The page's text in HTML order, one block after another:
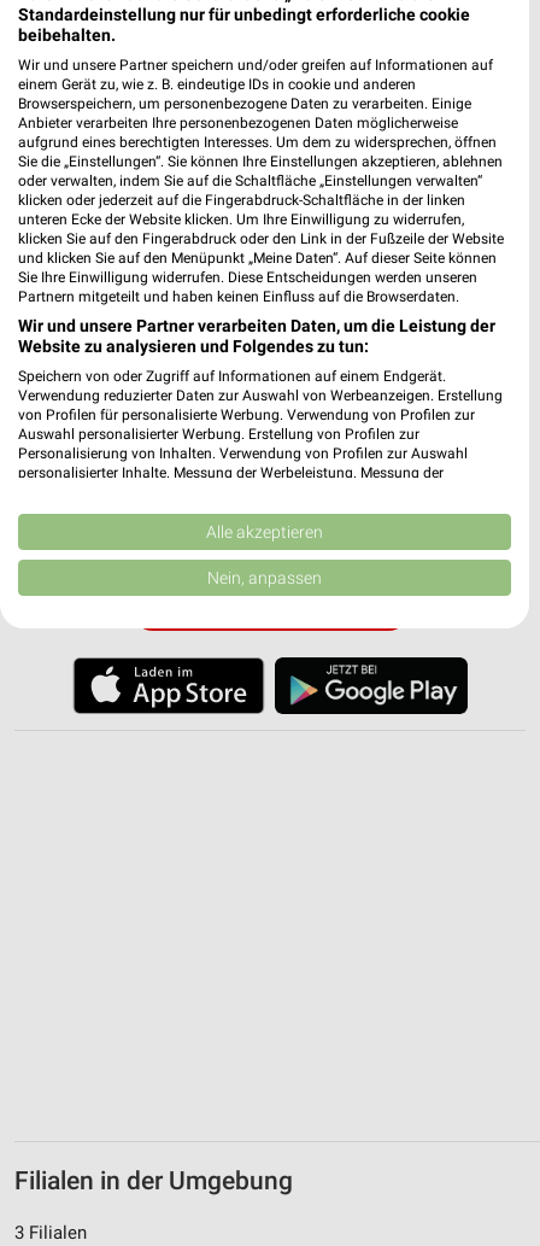
Jetzt alle "Grillen" Themen entdecken!
MEHR PROSPEKTE
weekli - Prospekte & Angebote App
Alle toom Baumarkt Angebote immer griffbereit – mit der
kostenlosen weekli App für iOS & Android.
✔Standortgenaue Angebote
Push-Benachrichtigungen bei neuen Prospekten
✔Einkaufsliste - Einkauf stressfrei planen
Filialen in der Umgebung
3 Filialen
Standardeinstellung nur für unbedingt erforderliche cookie
beibehalten.
Wir und unsere Partner speichern und/oder greifen auf Informationen auf
einem Gerät zu, wie z. B. eindeutige IDs in cookie und anderen
Browserspeichern, um personenbezogene Daten zu verarbeiten. Einige
Anbieter verarbeiten Ihre personenbezogenen Daten möglicherweise
aufgrund eines berechtigten Interesses. Um dem zu widersprechen, öffnen
Sie die „Einstellungen“. Sie können Ihre Einstellungen akzeptieren, ablehnen
oder verwalten, indem Sie auf die Schaltfläche „Einstellungen verwalten“
klicken oder jederzeit auf die Fingerabdruck-Schaltfläche in der linken
unteren Ecke der Website klicken. Um Ihre Einwilligung zu widerrufen,
klicken Sie auf den Fingerabdruck oder den Link in der Fußzeile der Website
und klicken Sie auf den Menüpunkt „Meine Daten“. Auf dieser Seite können
Sie Ihre Einwilligung widerrufen. Diese Entscheidungen werden unseren
Partnern mitgeteilt und haben keinen Einfluss auf die Browserdaten.
Wir und unsere Partner verarbeiten Daten, um die Leistung der
Website zu analysieren und Folgendes zu tun:
Speichern von oder Zugriff auf Informationen auf einem Endgerät.
Verwendung reduzierter Daten zur Auswahl von Werbeanzeigen. Erstellung
von Profilen für personalisierte Werbung. Verwendung von Profilen zur
Auswahl personalisierter Werbung. Erstellung von Profilen zur
Personalisierung von Inhalten. Verwendung von Profilen zur Auswahl
personalisierter Inhalte. Messung der Werbeleistung. Messung der
Kombinationen von Daten aus verschiedenen Quellen. Entwicklung und
Verbesserung der Angebote. Verwendung reduzierter Daten zur Auswahl
von Inhalten.
Daten können außerhalb der Europäischen Union weitergegeben und in die
USA gesendet werden.
Website/App.
Partnerliste anzeigen (1 IAB-Anbieter)
Wir nutzen Ihre Daten für folgende Zwecke:
Messung der Werbeleistung
Messung der Performance von Inhalten
Alle akzeptieren
Nein, anpassen